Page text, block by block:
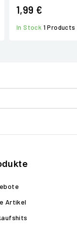
1,99 €
In Stock 1 Products
Artikel